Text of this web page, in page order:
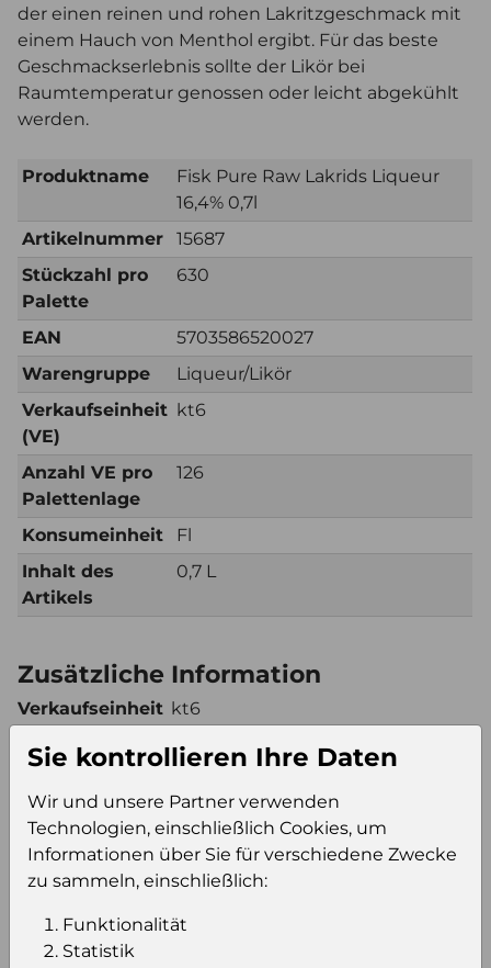
der einen reinen und rohen Lakritzgeschmack mit
einem Hauch von Menthol ergibt. Für das beste
Geschmackserlebnis sollte der Likör bei
Raumtemperatur genossen oder leicht abgekühlt
werden.
Produktname
Fisk Pure Raw Lakrids Liqueur
16,4% 0,7l
Artikelnummer
15687
Stückzahl pro
Palette
630
EAN
5703586520027
Warengruppe
Liqueur/Likör
Verkaufseinheit
(VE)
kt6
Anzahl VE pro
Palettenlage
126
Konsumeinheit
Fl
Inhalt des
Artikels
0,7 L
Zusätzliche Information
Verkaufseinheit kt6
Verkaufseinheit
pro Palette
105
Konsumeinheit Fl
Stückzahl pro
Palette
630
Sie kontrollieren Ihre Daten
Wir und unsere Partner verwenden
Technologien, einschließlich Cookies, um
Informationen über Sie für verschiedene Zwecke
zu sammeln, einschließlich:
Funktionalität
Statistik